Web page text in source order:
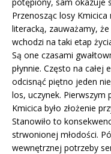
Przenosząc losy Kmicica
literacką, zauważamy,
wchodzi na taki etap
Są one czasami
płynnie. Często na całej
odcisnąć piętno jeden
los, uczynek. Pierwszym
Kmicica było złożenie
Stanowiło to
strwonionej młodości.
wewnętrznej potrzeby